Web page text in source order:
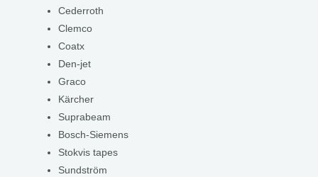
Cederroth
Clemco
Coatx
Den-jet
Graco
Kärcher
Suprabeam
Bosch-Siemens
Stokvis tapes
Sundström